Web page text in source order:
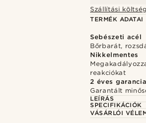
TERMÉK ADATAI
Sebészeti acél
Bőrbarát,
Nikkelmentes
reakciókat
2 éves garancia
Garantált
LEÍRÁS
SPECIFIKÁCIÓK
VÁSÁRLÓI